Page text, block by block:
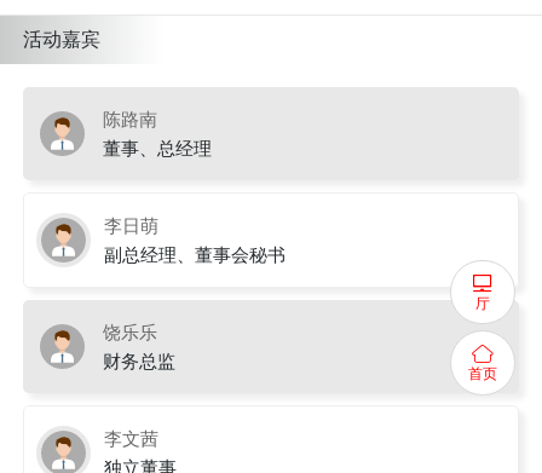
活动嘉宾
陈路南
董事、总经理
李日萌
副总经理、董事会秘书
饶乐乐
财务总监
李文茜
独立董事
厅
首页